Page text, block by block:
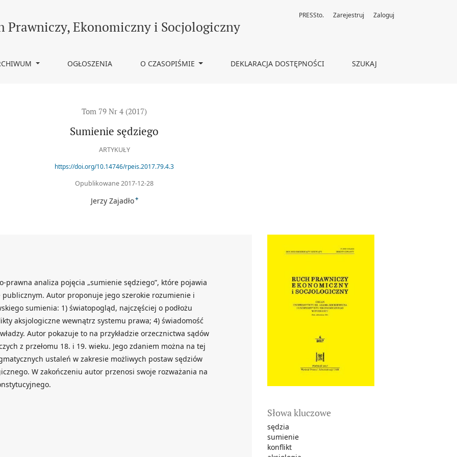
Prawniczy, Ekonomiczny i Socjologiczny
OGŁOSZENIA O CZASOPIŚMIE DEKLARACJA DOSTĘPNOŚCI SZUKAJ
PRESSto. Zarejestruj Zaloguj
Tom 79 Nr 4 (2017)
Sumienie sędziego
ARTYKUŁY
https://doi.org/10.14746/rpeis.2017.79.4.3
Opublikowane 2017-12-28
Jerzy Zajadło +
Słowa kluczowe
sędzia
sumienie
konflikt
prawna analiza pojęcia „sumienie sędziego”, które pojawia
publicznym. Autor proponuje jego szerokie rozumienie i
sumienia: 1) światopogląd, najczęściej o podłożu
aksjologiczne wewnątrz systemu prawa; 4) świadomość
Autor pokazuje to na przykładzie orzecznictwa sądów
z przełomu 18. i 19. wieku. Jego zdaniem można na tej
ustaleń w zakresie możliwych postaw sędziów
W zakończeniu autor przenosi swoje rozważania na